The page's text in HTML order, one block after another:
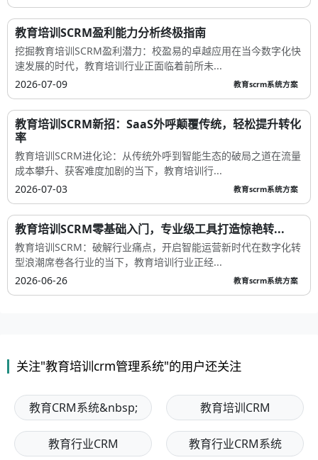
教育培训SCRM盈利能力分析终极指南
挖掘教育培训SCRM盈利潜力：校盈易的卓越应用在当今数字化快
速发展的时代，教育培训行业正面临着前所未...
2026-07-09
教育scrm系统方案
教育培训SCRM新招：SaaS外呼颠覆传统，轻松提升转化
率
教育培训SCRM进化论：从传统外呼到智能生态的破局之道在流量
成本攀升、获客难度加剧的当下，教育培训行...
2026-07-03
教育scrm系统方案
教育培训SCRM零基础入门，专业级工具打造惊艳转...
教育培训SCRM：破解行业痛点，开启智能运营新时代在数字化转
型浪潮席卷各行业的当下，教育培训行业正经...
2026-06-26
教育scrm系统方案
关注"教育培训crm管理系统"的用户还关注
教育CRM系统&nbsp; 教育培训CRM
教育行业CRM 教育行业CRM系统